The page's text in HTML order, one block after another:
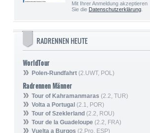
Mit Ihrer Anmeldung akzeptieren
Sie die Datenschutzerklärung
RADRENNEN HEUTE
WorldTour
Polen-Rundfahrt (2.UWT, POL)
Radrennen Männer
Tour of Kahramanmaras (2.2, TUR)
Volta a Portugal (2.1, POR)
Tour of Szeklerland (2.2, ROU)
Tour de la Guadeloupe (2.2, FRA)
Vuelta a Burgos (2.Pro, ESP)